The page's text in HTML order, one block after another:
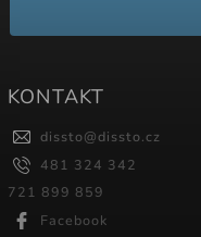
KONTAKT
dissto@dissto.cz
481 324 342
721 899 859
Facebook